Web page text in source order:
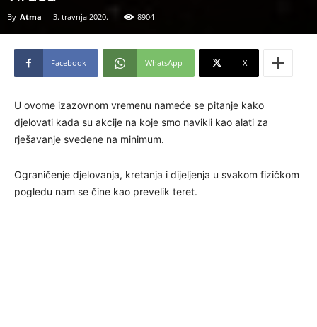
By Atma - 3. travnja 2020. 8904
Facebook WhatsApp X
U ovome izazovnom vremenu nameće se pitanje kako
djelovati kada su akcije na koje smo navikli kao alati za
rješavanje svedene na minimum.
Ograničenje djelovanja, kretanja i dijeljenja u svakom fizičkom
pogledu nam se čine kao prevelik teret.